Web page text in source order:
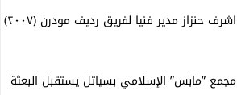
اشرف حنزاز مدير فنيا لفريق رديف مودرن (٢٠٠٧)
مجمع ”مابس” الإسلامي بسياتل يستقبل البعثة